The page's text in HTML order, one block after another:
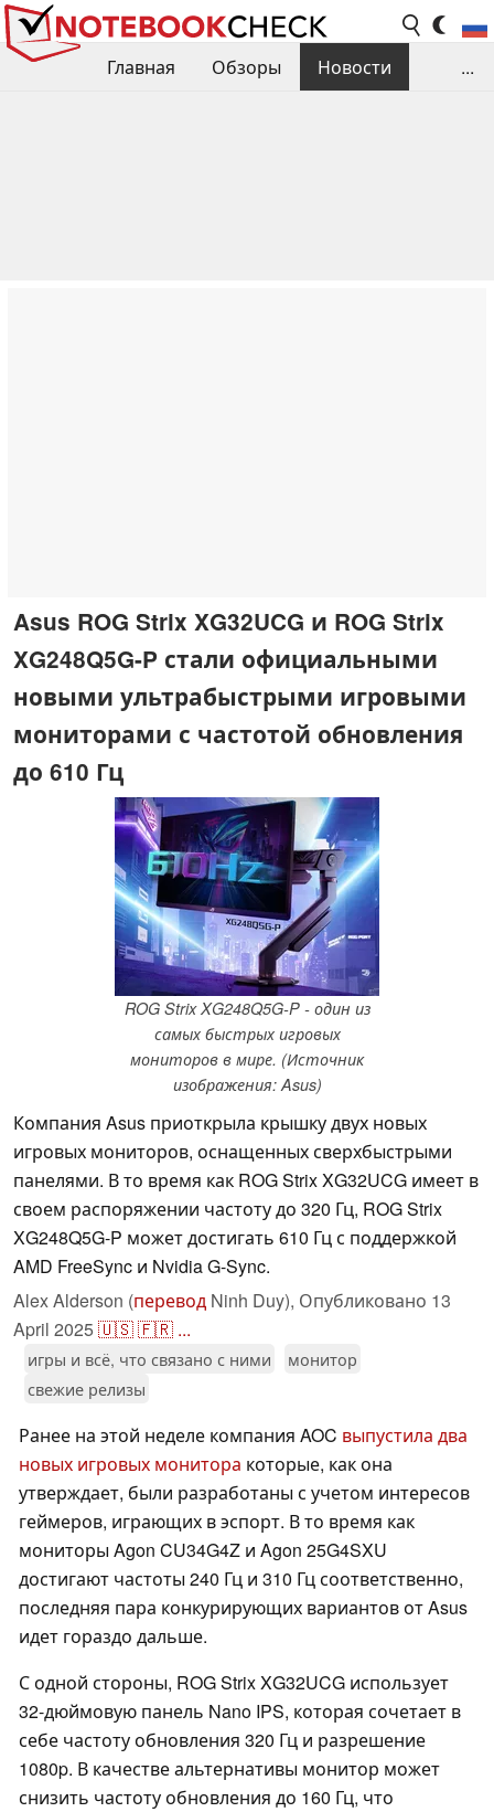
Главная Обзоры
Новости
...
Asus ROG Strix XG32UCG и ROG Strix
XG248Q5G-P стали официальными
новыми ультрабыстрыми игровыми
мониторами с частотой обновления
до 610 Гц
ROG Strix XG248Q5G-P - один из
самых быстрых игровых
мониторов в мире. (Источник
изображения: Asus)
Компания Asus приоткрыла крышку двух новых
игровых мониторов, оснащенных сверхбыстрыми
панелями. В то время как ROG Strix XG32UCG имеет в
своем распоряжении частоту до 320 Гц, ROG Strix
XG248Q5G-P может достигать 610 Гц с поддержкой
AMD FreeSync и Nvidia G-Sync.
Alex Alderson (перевод Ninh Duy), Опубликовано 13
April 2025🇺🇸🇫🇷 ...
игры и всё, что связано с ними
монитор
свежие релизы
Ранее на этой неделе компания AOC выпустила два
новых игровых монитора которые, как она
утверждает, были разработаны с учетом интересов
геймеров, играющих в эспорт. В то время как
мониторы Agon CU34G4Z и Agon 25G4SXU
достигают частоты 240 Гц и 310 Гц соответственно,
последняя пара конкурирующих вариантов от Asus
идет гораздо дальше.
С одной стороны, ROG Strix XG32UCG использует
32-дюймовую панель Nano IPS, которая сочетает в
себе частоту обновления 320 Гц и разрешение
1080p. В качестве альтернативы монитор может
снизить частоту обновления до 160 Гц, что